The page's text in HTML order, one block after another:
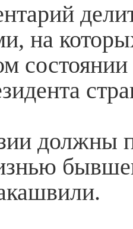
на
состоянии
должны